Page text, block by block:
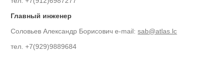
Главный инженер
Соловьев Александр Борисович e-mail:sab@atlas.lc
тел. +7(929)9889684